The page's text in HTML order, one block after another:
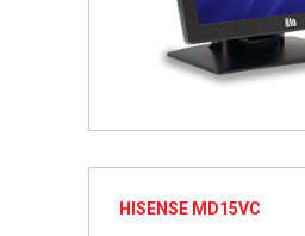
HISENSE MD15VC